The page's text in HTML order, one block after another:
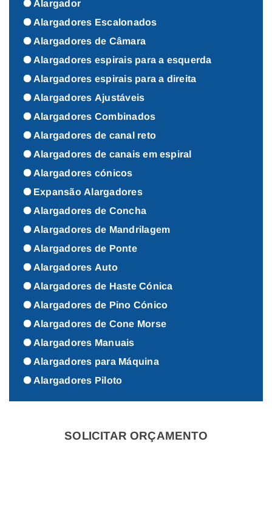
Alargador
Alargadores Escalonados
Alargadores de Câmara
Alargadores espirais para a esquerda
Alargadores espirais para a direita
Alargadores Ajustáveis
Alargadores Combinados
Alargadores de canal reto
Alargadores de canais em espiral
Alargadores cónicos
Expansão Alargadores
Alargadores de Concha
Alargadores de Mandrilagem
Alargadores de Ponte
Alargadores Auto
Alargadores de Haste Cónica
Alargadores de Pino Cónico
Alargadores de Cone Morse
Alargadores Manuais
Alargadores para Máquina
Alargadores Piloto
SOLICITAR ORÇAMENTO